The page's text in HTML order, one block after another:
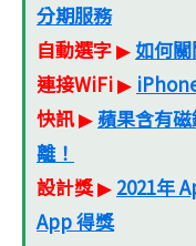
分期服務
自動選字▶ 如何
連接WiFi▶
快訊▶蘋果含有
離！
設計獎▶ 2021年
App 得獎